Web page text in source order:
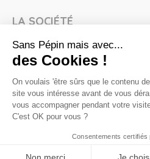
LA SOCIÉTÉ
Demande de renseignement
Demonstration
Mentions légales
Conditions générales de vente
Sans Pépin mais avec...
des Cookies !
On voulais 'être sûrs que le contenu
site vous intéresse avant de vous
vous accompagner pendant votre
C'est OK pour vous ?
Consentements certifiés